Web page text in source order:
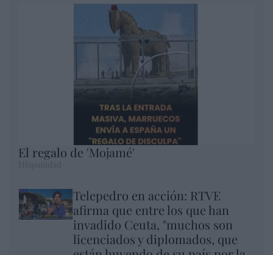
El regalo de 'Mojamé'
Telepedro en acción: RTVE
afirma que entre los que han
invadido Ceuta, "muchos son
licenciados y diplomados, que